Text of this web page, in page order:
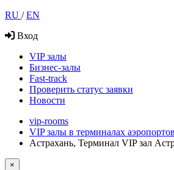
RU /EN
Вход
VIP залы
Бизнес-залы
Fast-track
Проверить статус заявки
Новости
vip-rooms
VIP залы в терминалах аэропортов
Астрахань, Терминал VIP зал
×